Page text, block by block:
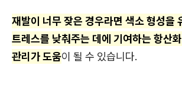
재발이 너무 잦은 경우라면 색소 형성을
트레스를 낮춰주는 데에 기여하는 항산
관리가 도움이 될 수 있습니다.